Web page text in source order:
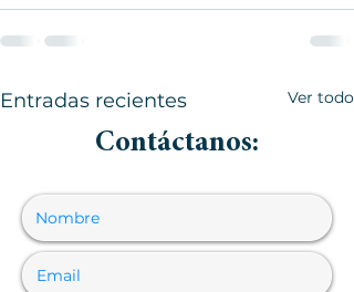
Entradas recientes Ver todo
Contáctanos: